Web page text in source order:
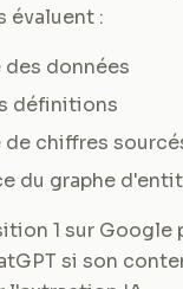
évaluent :
données
définitions
de chiffres
du graphe
1 sur Google
si son